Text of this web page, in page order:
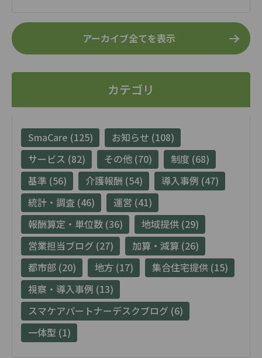
アーカイブ全てを表示
カテゴリ
SmaCare (125)
お知らせ (108)
サービス (82)
その他 (70)
制度 (68)
基準 (56)
介護報酬 (54)
導入事例 (47)
統計・調査 (46)
運営 (41)
報酬算定・単位数 (36)
地域提供 (29)
営業担当ブログ (27)
加算・減算 (26)
都市部 (20)
地方 (17)
集合住宅提供 (15)
視察・導入事例 (13)
スマケアパートナーデスクブログ (6)
一体型 (1)